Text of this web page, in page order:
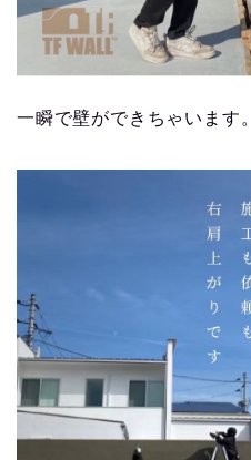
一瞬で壁ができちゃいます。